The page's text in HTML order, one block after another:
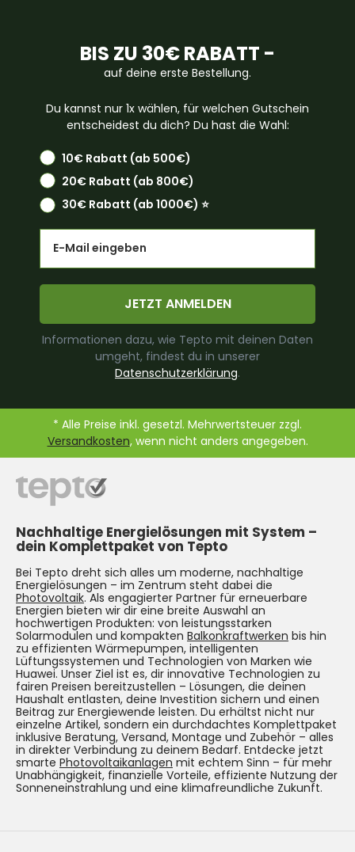
BIS ZU 30€ RABATT -
auf deine erste Bestellung.
Du kannst nur 1x wählen, für welchen Gutschein
entscheidest du dich? Du hast die Wahl:
10€ Rabatt (ab 500€)
20€ Rabatt (ab 800€)
30€ Rabatt (ab 1000€) ⭐️
JETZT ANMELDEN
Informationen dazu, wie Tepto mit deinen Daten
umgeht, findest du in unserer
Datenschutzerklärung.
* Alle Preise inkl. gesetzl. Mehrwertsteuer zzgl.
Versandkosten, wenn nicht anders angegeben.
Nachhaltige Energielösungen mit System –
dein Komplettpaket von Tepto
Bei Tepto dreht sich alles um moderne, nachhaltige
Energielösungen – im Zentrum steht dabei die
Photovoltaik. Als engagierter Partner für erneuerbare
Energien bieten wir dir eine breite Auswahl an
hochwertigen Produkten: von leistungsstarken
Solarmodulen und kompakten Balkonkraftwerken bis hin
zu effizienten Wärmepumpen, intelligenten
Lüftungssystemen und Technologien von Marken wie
Huawei. Unser Ziel ist es, dir innovative Technologien zu
fairen Preisen bereitzustellen – Lösungen, die deinen
Haushalt entlasten, deine Investition sichern und einen
Beitrag zur Energiewende leisten. Du erhältst nicht nur
einzelne Artikel, sondern ein durchdachtes Komplettpaket
inklusive Beratung, Versand, Montage und Zubehör – alles
in direkter Verbindung zu deinem Bedarf. Entdecke jetzt
smarte Photovoltaikanlagen mit echtem Sinn – für mehr
Unabhängigkeit, finanzielle Vorteile, effiziente Nutzung der
Sonneneinstrahlung und eine klimafreundliche Zukunft.